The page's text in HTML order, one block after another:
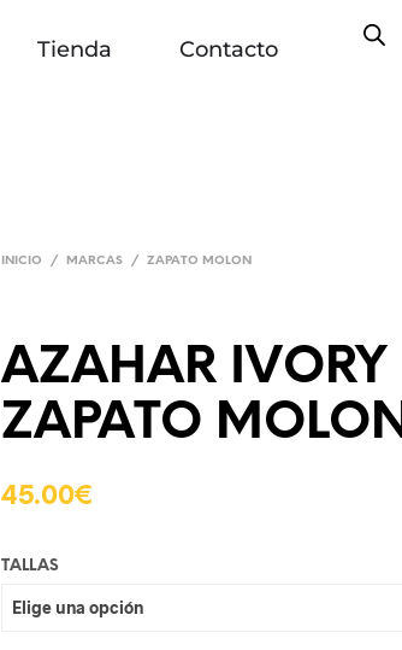
Tienda Contacto
INICIO / MARCAS / ZAPATO MOLON
AZAHAR IVORY
ZAPATO MOLON
45.00€
TALLAS